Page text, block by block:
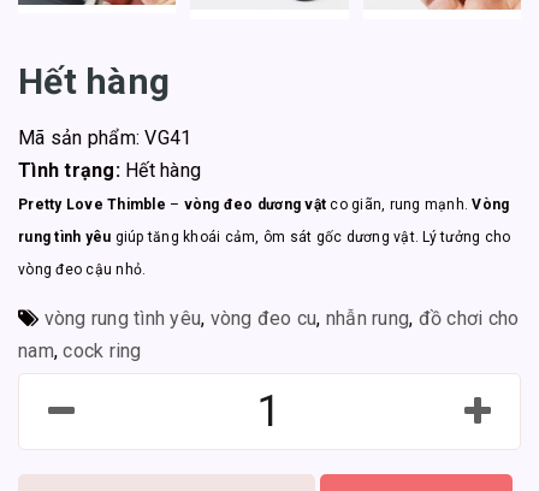
Hết hàng
Mã sản phẩm: VG41
Tình trạng: Hết hàng
Pretty Love Thimble – vòng đeo dương vật co giãn, rung mạnh.Vòng
rung tình yêu giúp tăng khoái cảm, ôm sát gốc dương vật. Lý tưởng cho
vòng đeo cậu nhỏ.
vòng rung tình yêu, vòng đeo cu, nhẫn rung, đồ chơi cho
nam,cock ring